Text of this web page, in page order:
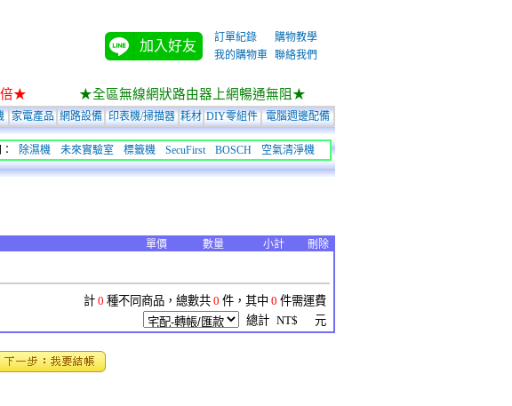
加入好友
訂單紀錄
購物教學
我的購物車
聯絡我們
倍★ ★全區無線網狀路由器上網暢通無阻★
家電產品 網路設備 印表機/掃描器 耗材 DIY零組件 電腦週邊配備
除濕機 未來實驗室 標籤機 SecuFirst BOSCH 空氣清淨機
單價 數量 小計 刪除
計 0 種不同商品，總數共 0 件，其中 0 件需運費
NT$ 元
總計